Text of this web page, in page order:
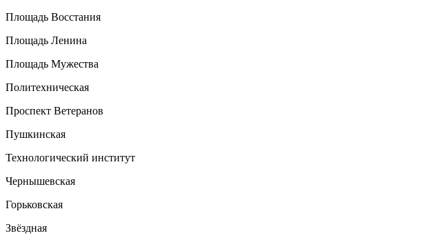
Площадь Восстания
Площадь Ленина
Площадь Мужества
Политехническая
Проспект Ветеранов
Пушкинская
Технологический институт
Чернышевская
Горьковская
Звёздная